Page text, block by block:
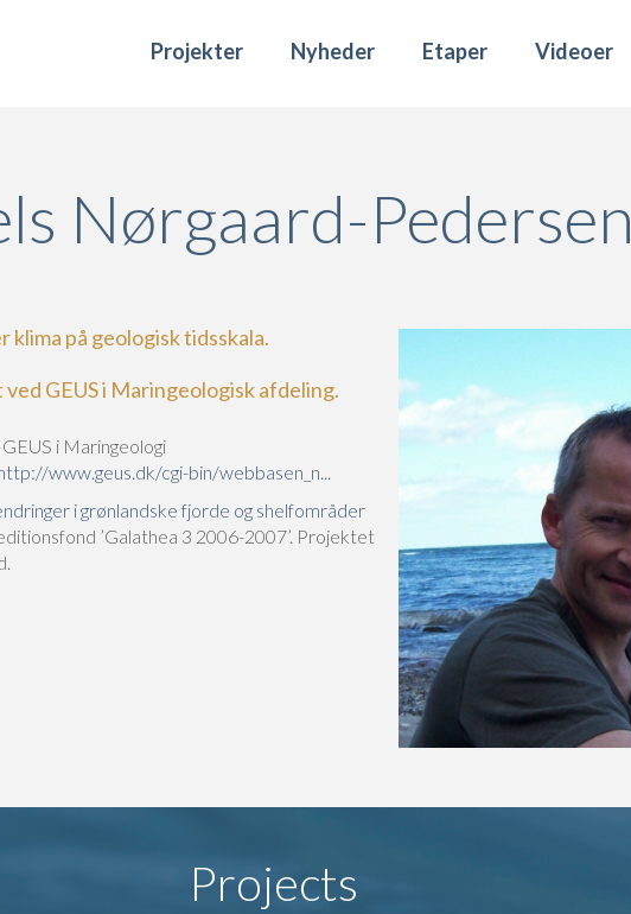
Projekter Nyheder Etaper Videoer
Nørgaard-Pedersen
på geologisk tidsskala.
GEUS i Maringeologisk afdeling.
i Maringeologi
www.geus.dk/cgi-bin/webbasen_n...
i grønlandske fjorde og shelfområder
’Galathea 3 2006-2007’. Projektet
Projects